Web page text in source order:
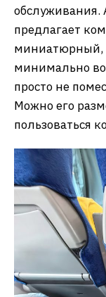
обслуживания.
предлагает
миниатюрный,
минимально
просто не
Можно его
пользоваться